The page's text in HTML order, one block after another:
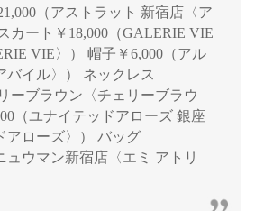
（アストラット 新宿店〈ア
カート￥18,000（GALERIE VIE
VIE〉） 帽子￥6,000（アル
バイル〉） ネックレス
ーブラウン〈チェリーブラウ
（ユナイテッドアローズ 銀座
アローズ〉） バッグ
ュウマン新宿店〈エミ アトリ